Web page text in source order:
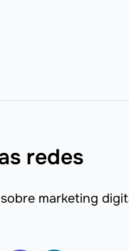
redes
marketing